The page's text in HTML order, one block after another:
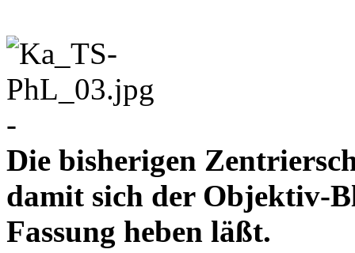
-
Die bisherigen
damit sich der Objektiv-
Fassung heben läßt.